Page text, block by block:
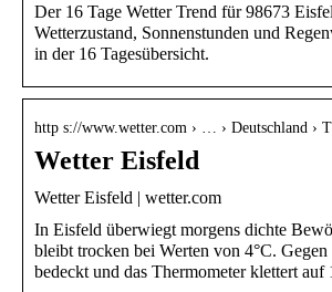
Der 16 Tage Wetter Trend für 98673
Wetterzustand, Sonnenstunden und
in der 16 Tagesübersicht.
http s://www.wetter.com › … › Deutschland ›
Wetter Eisfeld
Wetter Eisfeld | wetter.com
In Eisfeld überwiegt morgens dichte
bleibt trocken bei Werten von 4°C. Gegen
bedeckt und das Thermometer klettert auf